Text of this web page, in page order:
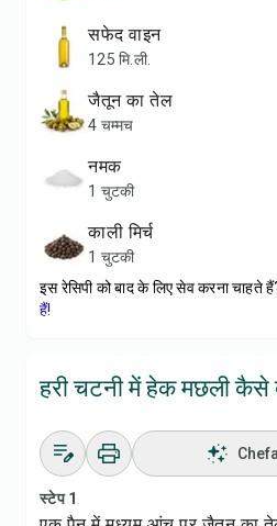
सफेद वाइन
125 मि.ली.
जैतून का तेल
4 चम्मच
नमक
1 चुटकी
काली मिर्च
1 चुटकी
इस रेसिपी को बाद के लिए सेव करना चाहते
हैं!
हरी चटनी में हेक मछली कैसे
स्टेप 1